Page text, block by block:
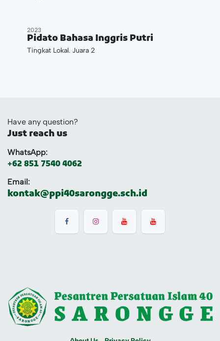
2023
Pidato Bahasa Inggris Putri
Tingkat Lokal. Juara 2
Have any question?
Just reach us
WhatsApp:
+62 851 7540 4062
E​mail:
kontak@ppi40sarongge.sch.id